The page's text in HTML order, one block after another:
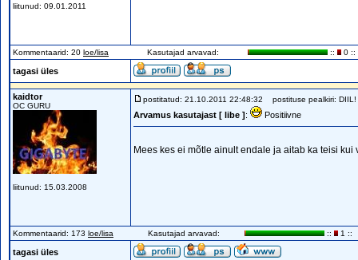
liitunud: 09.01.2011
Kommentaarid: 20 loe/lisa Kasutajad arvavad: :: 0 ::
tagasi üles
kaidtor
OC GURU
liitunud: 15.03.2008
postitatud: 21.10.2011 22:48:32 postituse pealkiri: DIIL!
Arvamus kasutajast [ libe ]: Positiivne
Mees kes ei mõtle ainult endale ja aitab ka teisi
Kommentaarid: 173 loe/lisa Kasutajad arvavad: :: 1 ::
tagasi üles